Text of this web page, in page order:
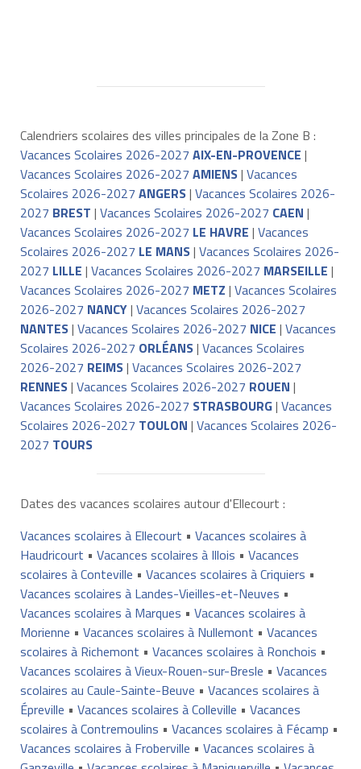
Calendriers scolaires des villes principales de la Zone B :
Vacances Scolaires 2026-2027 AIX-EN-PROVENCE |
Vacances Scolaires 2026-2027 AMIENS| Vacances
Scolaires 2026-2027 ANGERS| Vacances Scolaires 2026-
2027 BREST | Vacances Scolaires 2026-2027 CAEN |
Vacances Scolaires 2026-2027 LE HAVRE | Vacances
Scolaires 2026-2027 LE MANS| Vacances Scolaires 2026-
2027 LILLE | Vacances Scolaires 2026-2027 MARSEILLE |
Vacances Scolaires 2026-2027 METZ | Vacances Scolaires
2026-2027 NANCY| Vacances Scolaires 2026-2027
NANTES| Vacances Scolaires 2026-2027 NICE | Vacances
Scolaires 2026-2027 ORLÉANS| Vacances Scolaires
2026-2027 REIMS| Vacances Scolaires 2026-2027
RENNES| Vacances Scolaires 2026-2027 ROUEN |
Vacances Scolaires 2026-2027 STRASBOURG| Vacances
Scolaires 2026-2027 TOULON | Vacances Scolaires 2026-
2027 TOURS
Dates des vacances scolaires autour d'Ellecourt :
Vacances scolaires à Ellecourt • Vacances scolaires à
Haudricourt • Vacances scolaires à Illois • Vacances
scolaires à Conteville • Vacances scolaires à Criquiers •
Vacances scolaires à Landes-Vieilles-et-Neuves •
Vacances scolaires à Marques • Vacances scolaires à
Morienne • Vacances scolaires à Nullemont • Vacances
scolaires à Richemont • Vacances scolaires à Ronchois •
Vacances scolaires à Vieux-Rouen-sur-Bresle • Vacances
scolaires au Caule-Sainte-Beuve • Vacances scolaires à
Épreville • Vacances scolaires à Colleville • Vacances
scolaires à Contremoulins • Vacances scolaires à Fécamp •
Vacances scolaires à Froberville • Vacances scolaires à